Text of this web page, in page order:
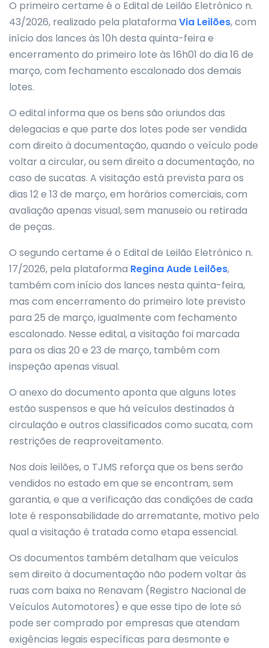
O primeiro certame é o Edital de Leilão Eletrônico n.
43/2026, realizado pela plataforma Via Leilões, com
início dos lances às 10h desta quinta-feira e
encerramento do primeiro lote às 16h01 do dia 16 de
março, com fechamento escalonado dos demais
lotes.
O edital informa que os bens são oriundos das
delegacias e que parte dos lotes pode ser vendida
com direito à documentação, quando o veículo pode
voltar a circular, ou sem direito a documentação, no
caso de sucatas. A visitação está prevista para os
dias 12 e 13 de março, em horários comerciais, com
avaliação apenas visual, sem manuseio ou retirada
de peças.
O segundo certame é o Edital de Leilão Eletrônico n.
17/2026, pela plataforma Regina Aude Leilões,
também com início dos lances nesta quinta-feira,
mas com encerramento do primeiro lote previsto
para 25 de março, igualmente com fechamento
escalonado. Nesse edital, a visitação foi marcada
para os dias 20 e 23 de março, também com
inspeção apenas visual.
O anexo do documento aponta que alguns lotes
estão suspensos e que há veículos destinados à
circulação e outros classificados como sucata, com
restrições de reaproveitamento.
Nos dois leilões, o TJMS reforça que os bens serão
vendidos no estado em que se encontram, sem
garantia, e que a verificação das condições de cada
lote é responsabilidade do arrematante, motivo pelo
qual a visitação é tratada como etapa essencial.
Os documentos também detalham que veículos
sem direito à documentação não podem voltar às
ruas com baixa no Renavam (Registro Nacional de
Veículos Automotores) e que esse tipo de lote só
pode ser comprado por empresas que atendam
exigências legais específicas para desmonte e